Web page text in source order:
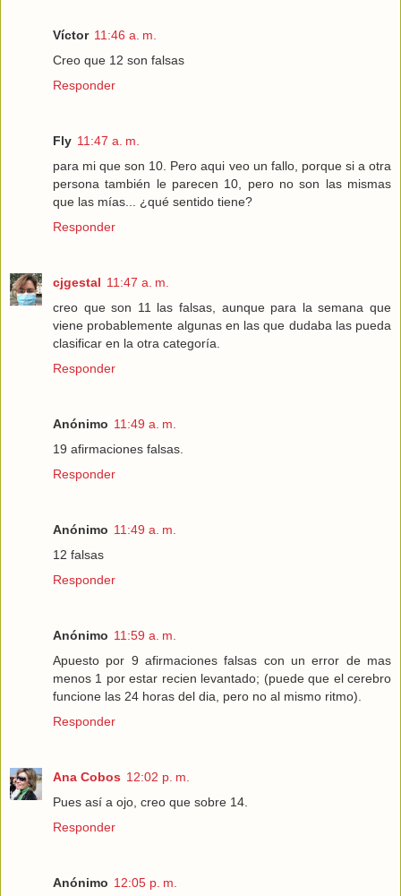
Víctor 11:46 a. m.
Creo que 12 son falsas
Responder
Fly 11:47 a. m.
para mi que son 10. Pero aqui veo un fallo, porque si a otra
persona también le parecen 10, pero no son las mismas
que las mías... ¿qué sentido tiene?
Responder
cjgestal 11:47 a. m.
creo que son 11 las falsas, aunque para la semana que
viene probablemente algunas en las que dudaba las pueda
clasificar en la otra categoría.
Responder
Anónimo 11:49 a. m.
19 afirmaciones falsas.
Responder
Anónimo 11:49 a. m.
12 falsas
Responder
Anónimo 11:59 a. m.
Apuesto por 9 afirmaciones falsas con un error de mas
menos 1 por estar recien levantado; (puede que el cerebro
funcione las 24 horas del dia, pero no al mismo ritmo).
Responder
Ana Cobos 12:02 p. m.
Pues así a ojo, creo que sobre 14.
Responder
Anónimo 12:05 p. m.